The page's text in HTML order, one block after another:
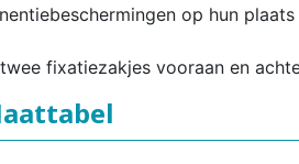
op hun
fixatiezakjes vooraan en